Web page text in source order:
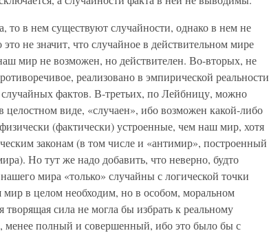
то в нем существуют случайности, однако в нем не
не значит, что случайное в действительном мире
мир не возможен, но действителен. Во-вторых, не
реализовано в эмпирической реальности
фактов. В-третьих, по Лейбницу, можно
целостном виде, «случаен», ибо возможен какой-либо
(фактически) устроенные, чем наш мир, хотя
законам (в том числе и «антимир», построенный
Но тут же надо добавить, что неверно, будто
мира «только» случайны с логической точки
в целом необходим, но в особом, моральном
сила не могла бы избрать к реальному
полный и совершенный, ибо это было бы с